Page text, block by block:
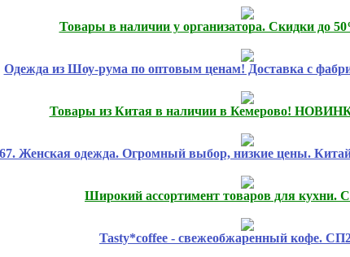
Товары в наличии у организатора. Скидки до
Одежда из Шоу-рума по оптовым ценам! Доставка с
Товары из Китая в наличии в Кемерово!
Женская одежда. Огромный выбор, низкие цены.
Широкий ассортимент товаров для кухни.
Tasty*coffee - свежеобжаренный кофе.